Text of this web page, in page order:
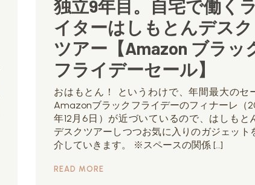
独立9年目。自宅で働く
イターはしもとんデスク
ツアー【Amazon ブラッ
フライデーセール】
おはもとん！ というわけで、年間最大のセ
Amazonブラックフライデーのフィナーレ（
年12月6日）が近づいているので、はしもと
デスクツアーしつつお気に入りのガジェット
介していきます。 ※スペースの関係 […]
READ MORE